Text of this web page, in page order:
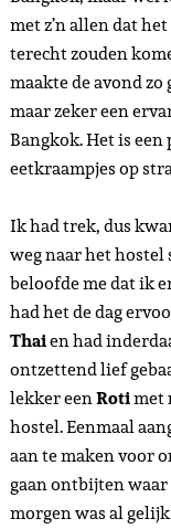
met z’n allen dat
terecht zouden
maakte de avond zo
maar zeker een
Bangkok. Het is
eetkraampjes op
Ik had trek, dus
weg naar het
beloofde me dat ik
had het de dag
Thaien had
ontzettend lief
lekker eenRotimet
hostel. Eenmaal
aan te maken voor
gaan ontbijten
morgen was al